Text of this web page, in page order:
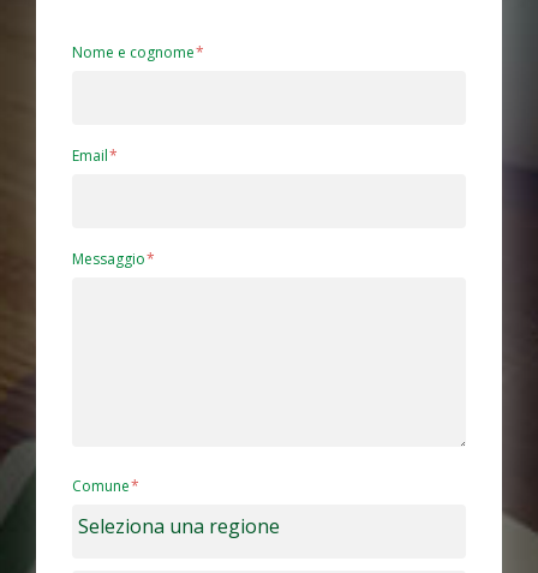
Nome e cognome
Email
Messaggio
Comune